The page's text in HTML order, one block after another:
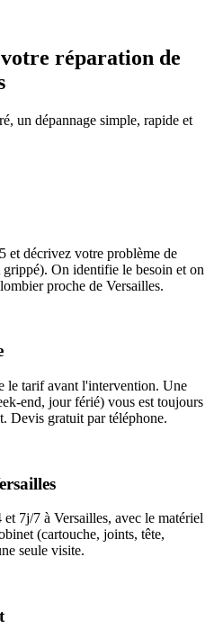
votre réparation de
un dépannage simple, rapide et
et décrivez votre problème de
On identifie le besoin et on
proche de Versailles.
le tarif avant l'intervention. Une
end, jour férié) vous est toujours
Devis gratuit par téléphone.
7j/7 à Versailles, avec le matériel
(cartouche, joints, tête,
seule visite.